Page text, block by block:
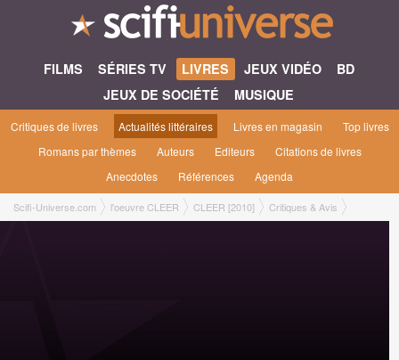
FILMS SÉRIES TV LIVRES JEUX VIDÉO
BD
JEUX DE SOCIÉTÉ
MUSIQUE
Critiques de livres Actualités littéraires Livres en magasin
Top livres
Romans par thèmes
Auteurs Editeurs
Citations de livres
Anecdotes
Références Agenda
Scifi-Universe.com l'oeuvre CLEER CLEER [2010] Critiques & Avis